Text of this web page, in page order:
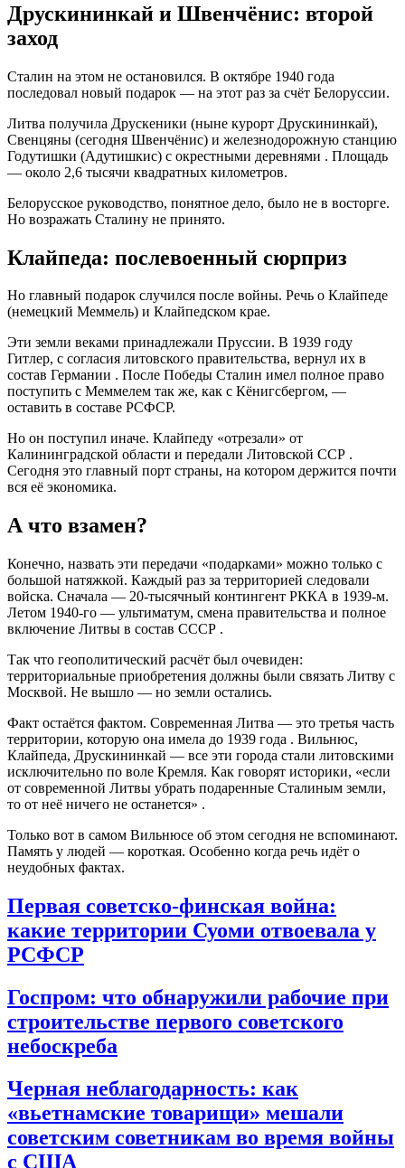
Друскининкай и Швенчёнис: второй
заход
Сталин на этом не остановился. В октябре 1940 года
последовал новый подарок — на этот раз за счёт Белоруссии.
Литва получила Друскеники (ныне курорт Друскининкай),
Свенцяны (сегодня Швенчёнис) и железнодорожную станцию
Годутишки (Адутишкис) с окрестными деревнями . Площадь
— около 2,6 тысячи квадратных километров.
Белорусское руководство, понятное дело, было не в восторге.
Но возражать Сталину не принято.
Клайпеда: послевоенный сюрприз
Но главный подарок случился после войны. Речь о Клайпеде
(немецкий Меммель) и Клайпедском крае.
Эти земли веками принадлежали Пруссии. В 1939 году
Гитлер, с согласия литовского правительства, вернул их в
состав Германии . После Победы Сталин имел полное право
поступить с Меммелем так же, как с Кёнигсбергом, —
оставить в составе РСФСР.
Но он поступил иначе. Клайпеду «отрезали» от
Калининградской области и передали Литовской ССР .
Сегодня это главный порт страны, на котором держится почти
вся её экономика.
А что взамен?
Конечно, назвать эти передачи «подарками» можно только с
большой натяжкой. Каждый раз за территорией следовали
войска. Сначала — 20-тысячный контингент РККА в 1939-м.
Летом 1940-го — ультиматум, смена правительства и полное
включение Литвы в состав СССР .
Так что геополитический расчёт был очевиден:
территориальные приобретения должны были связать Литву с
Москвой. Не вышло — но земли остались.
Факт остаётся фактом. Современная Литва — это третья часть
территории, которую она имела до 1939 года . Вильнюс,
Клайпеда, Друскининкай — все эти города стали литовскими
исключительно по воле Кремля. Как говорят историки, «если
от современной Литвы убрать подаренные Сталиным земли,
то от неё ничего не останется» .
Только вот в самом Вильнюсе об этом сегодня не вспоминают.
Память у людей — короткая. Особенно когда речь идёт о
неудобных фактах.
Первая советско-финская война:
какие территории Суоми отвоевала у
РСФСР
Госпром: что обнаружили рабочие при
строительстве первого советского
небоскреба
Черная неблагодарность: как
«вьетнамские товарищи» мешали
советским советникам во время войны
с США